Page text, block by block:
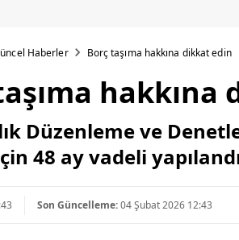
Haberler Borç taşıma hakkına dikkat edin
hakkına
Düzenleme ve
48 ay vadeli
Son Güncelleme:04 Şubat 2026 12:43